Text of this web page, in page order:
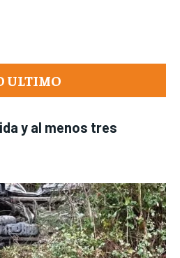
ULTIMO
y al menos tres